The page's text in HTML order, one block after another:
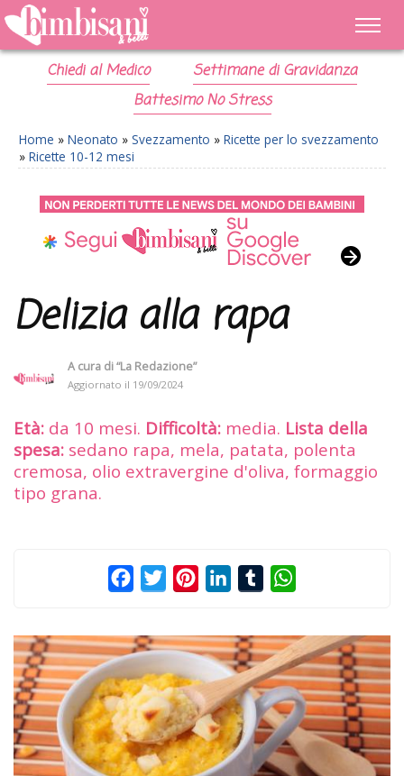
Chiedi al Medico
Settimane di Gravidanza
Battesimo No Stress
Home » Neonato » Svezzamento » Ricette per lo svezzamento
» Ricette 10-12 mesi
Delizia alla rapa
A cura di“La Redazione”
Aggiornato il 19/09/2024
Età: da 10 mesi. Difficoltà: media. Lista della
spesa: sedano rapa, mela, patata, polenta
cremosa, olio extravergine d'oliva, formaggio
tipo grana.
FacebookTwitterPinterestLinkedInTumblr